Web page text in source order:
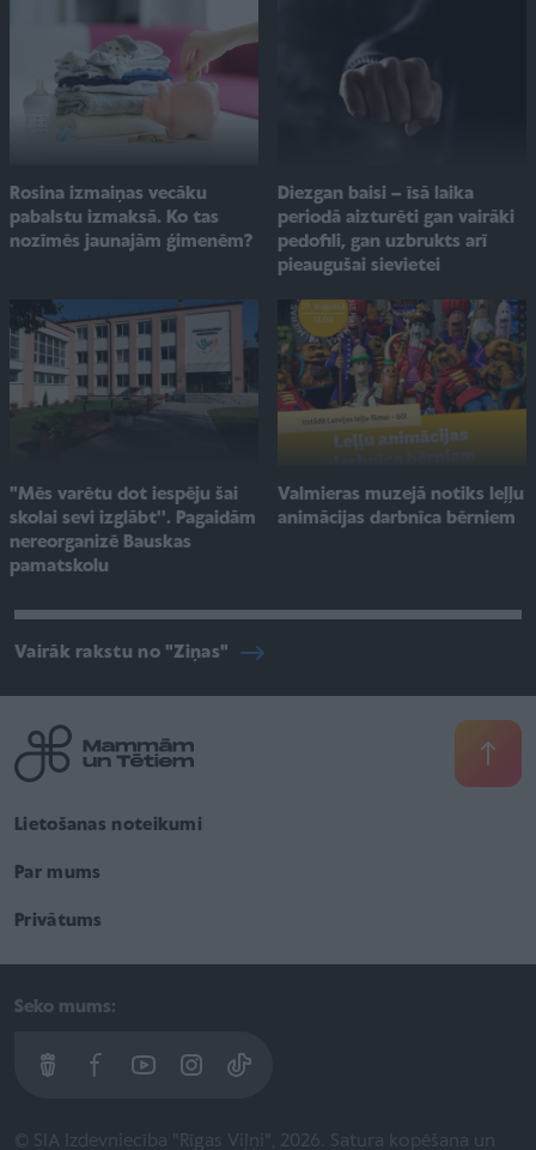
Rosina izmaiņas vecāku
pabalstu izmaksā. Ko tas
nozīmēs jaunajām ģimenēm?
Diezgan baisi – īsā laika
periodā aizturēti gan vairāki
pedofili, gan uzbrukts arī
pieaugušai sievietei
"Mēs varētu dot iespēju šai
skolai sevi izglābt''. Pagaidām
nereorganizē Bauskas
pamatskolu
Valmieras muzejā notiks leļļu
animācijas darbnīca bērniem
Vairāk rakstu no "Ziņas"
Lietošanas noteikumi
Par mums
Privātums
Seko mums:
© SIA Izdevniecība "Rīgas Viļņi", 2026. Satura kopēšana un